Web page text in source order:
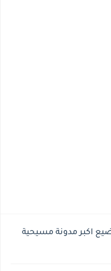
اكبر مدونة مسيحية